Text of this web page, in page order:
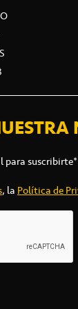
para suscribirte*
, laPolítica de